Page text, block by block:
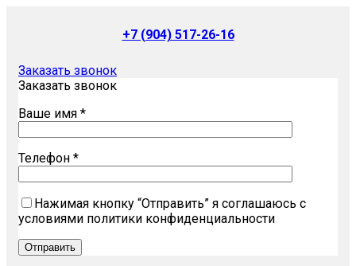
+7 (904) 517-26-16
Заказать звонок
Заказать звонок
Ваше имя *
Телефон *
Нажимая кнопку “Отправить” я соглашаюсь с
условиями политики конфиденциальности